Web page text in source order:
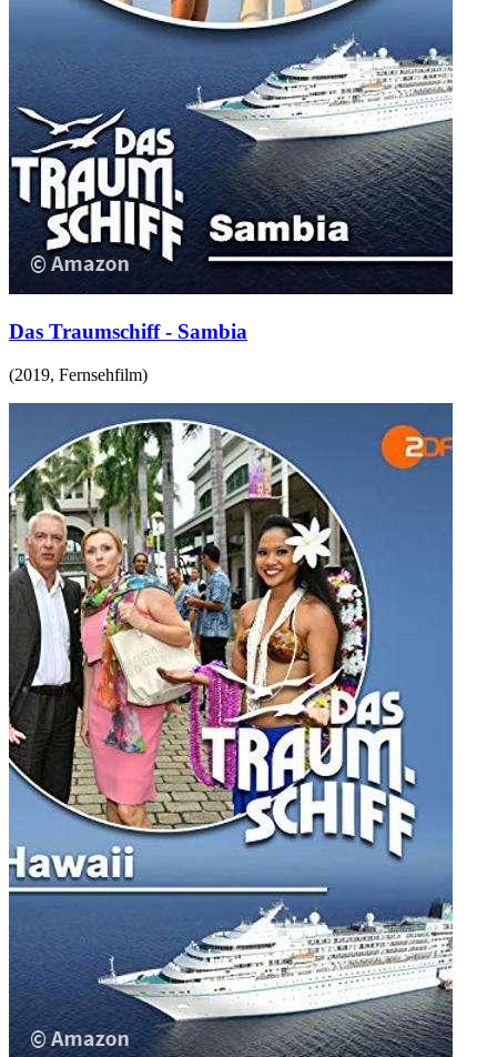
Das Traumschiff - Sambia
(2019, Fernsehfilm)